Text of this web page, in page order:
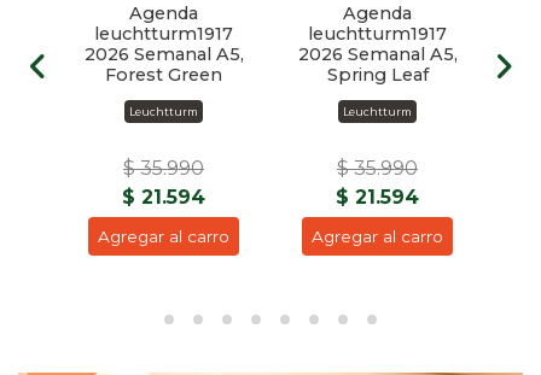
Agenda
leuchtturm1917
2026 Semanal A5,
Forest Green
Leuchtturm
$ 35.990
$ 21.594
Agregar al carro
Agenda
leuchtturm1917
2026 Semanal A5,
Spring Leaf
Leuchtturm
$ 35.990
$ 21.594
Agregar al carro